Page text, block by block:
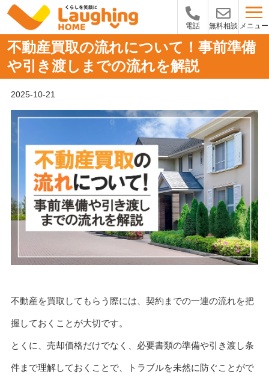
電話 無料相談 メニュー
不動産買取の流れについて！事前準備
や引き渡しまでの流れを解説
2025-10-21
不動産を買取してもらう際には、契約までの一連の流れを把
握しておくことが大切です。
とくに、売却価格だけでなく、必要書類の準備や引き渡し条
件まで理解しておくことで、トラブルを未然に防ぐことがで